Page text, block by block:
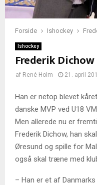
Forside Ishockey
Ishockey
Frederik
af René Holm 21. april
Han er netop blevet
danske MVP ved U18
Men allerede nu er
Frederik Dichow, han
Øresund og spille for
også skal træne med
– Han er et af